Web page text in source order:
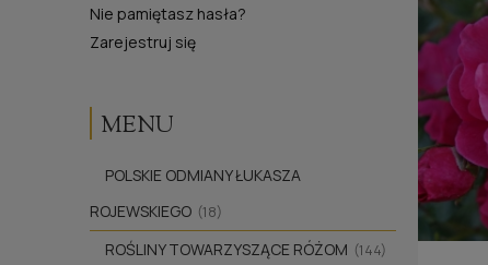
Nie pamiętasz hasła?
Zarejestruj się
MENU
POLSKIE ODMIANY ŁUKASZA
ROJEWSKIEGO (18)
ROŚLINY TOWARZYSZĄCE RÓŻOM (144)